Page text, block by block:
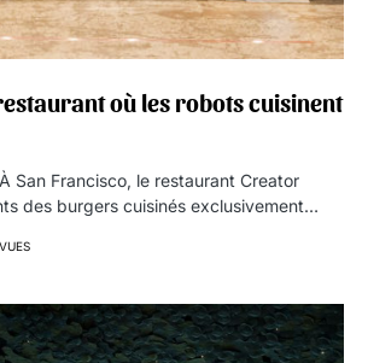
où les robots cuisinent
San Francisco, le restaurant Creator
des burgers cuisinés exclusivement…